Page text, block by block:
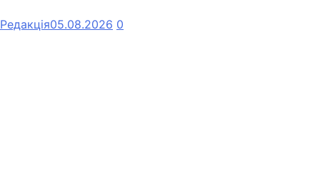
Редакція05.08.2026 0